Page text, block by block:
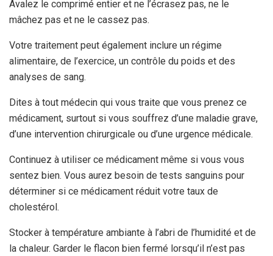
Avalez le comprimé entier et ne l’écrasez pas, ne le
mâchez pas et ne le cassez pas.
Votre traitement peut également inclure un régime
alimentaire, de l’exercice, un contrôle du poids et des
analyses de sang.
Dites à tout médecin qui vous traite que vous prenez ce
médicament, surtout si vous souffrez d’une maladie grave,
d’une intervention chirurgicale ou d’une urgence médicale.
Continuez à utiliser ce médicament même si vous vous
sentez bien. Vous aurez besoin de tests sanguins pour
déterminer si ce médicament réduit votre taux de
cholestérol.
Stocker à température ambiante à l’abri de l’humidité et de
la chaleur. Garder le flacon bien fermé lorsqu’il n’est pas